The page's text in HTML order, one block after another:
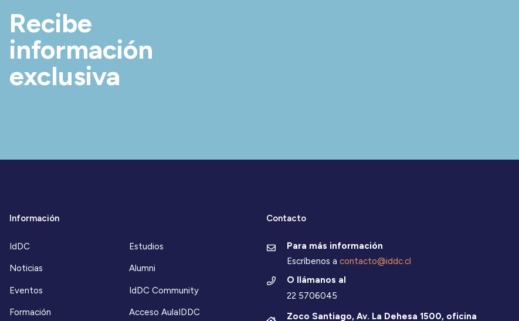
Recibe
información
exclusiva
Información
IdDC
Noticias
Eventos
Formación
Estudios
Alumni
IdDC Community
Acceso AulaIDDC
Contacto
Para más información
Escríbenos a contacto@iddc.cl
O llámanos al
22 5706045
Zoco Santiago, Av. La Dehesa 1500, oficina